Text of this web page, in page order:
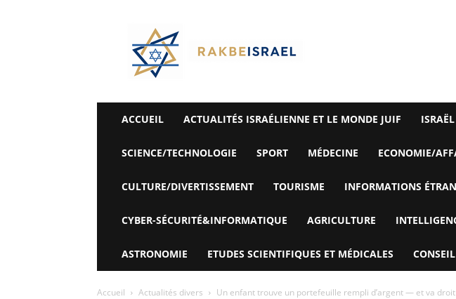
Rak
Be
Israel-
Alyaexpress-
News
ACCUEIL ACTUALITÉS ISRAÉLIENNE ET LE MONDE JUIF
SCIENCE/TECHNOLOGIE SPORT MÉDECINE ECONOMIE/
CULTURE/DIVERTISSEMENT TOURISME INFORMATIONS
CYBER-SÉCURITÉ&INFORMATIQUE AGRICULTURE
ASTRONOMIE ETUDES SCIENTIFIQUES ET MÉDICALES
Accueil Actualités divers Un enfant trouve un portefeuille rempli d’argent — et va droit